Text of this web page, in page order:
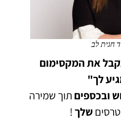
חגית לב
את המקסימום
לך"
ובכספים תוך שמירה
שלך!